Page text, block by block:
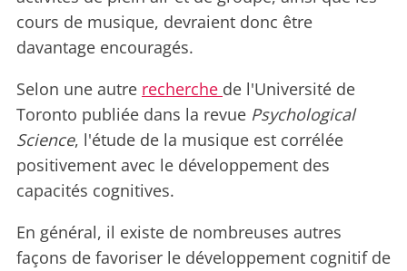
cours de musique, devraient donc être
davantage encouragés.
Selon une autre recherche de l'Université de
Toronto publiée dans la revue Psychological
Science, l'étude de la musique est corrélée
positivement avec le développement des
capacités cognitives.
En général, il existe de nombreuses autres
façons de favoriser le développement cognitif de